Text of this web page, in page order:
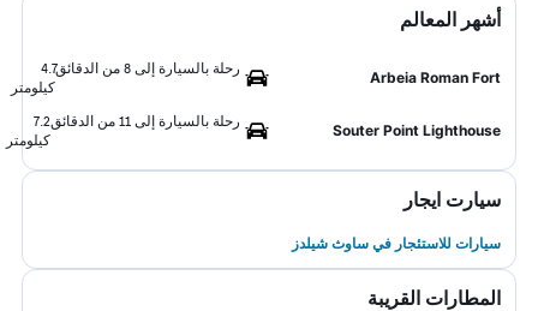
أشهر المعالم
Arbeia Roman Fort
رحلة بالسيارة إلى 8 من الدقائق
4.7
كيلومتر
Souter Point Lighthouse
رحلة بالسيارة إلى 11 من الدقائق
7.2
كيلومتر
سيارت ايجار
سيارات للاستئجار في ساوث شيلدز
المطارات القريبة